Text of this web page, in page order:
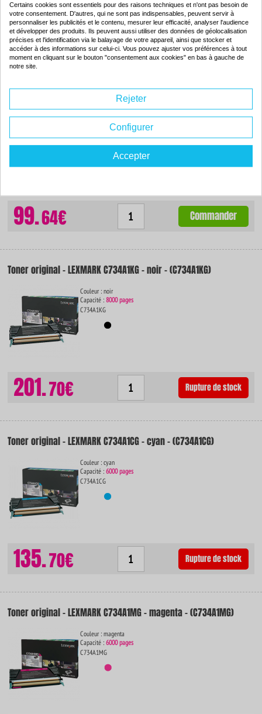
99.64€ Commander
Couleur : jaune
Capacité :10000 pages
ISO 9001 / ISO 14001
99.64€ Commander
Toner original - LEXMARK C734A1KG - noir - (C734A1KG)
Couleur : noir
Capacité :8000 pages
C734A1KG
201.70€ Rupture de stock
Toner original - LEXMARK C734A1CG - cyan - (C734A1CG)
Couleur : cyan
Capacité :6000 pages
C734A1CG
135.70€ Rupture de stock
Toner original - LEXMARK C734A1MG - magenta - (C734A1MG)
Couleur : magenta
Capacité :6000 pages
C734A1MG
Certains cookies sont essentiels pour des raisons techniques et n'ont pas besoin de
votre consentement. D'autres, qui ne sont pas indispensables, peuvent servir à
personnaliser les publicités et le contenu, mesurer leur efficacité, analyser l'audience
et développer des produits. Ils peuvent aussi utiliser des données de géolocalisation
précises et l'identification via le balayage de votre appareil, ainsi que stocker et
accéder à des informations sur celui-ci. Vous pouvez ajuster vos préférences à tout
moment en cliquant sur le bouton "consentement aux cookies" en bas à gauche de
notre site.
Rejeter
Configurer
Accepter